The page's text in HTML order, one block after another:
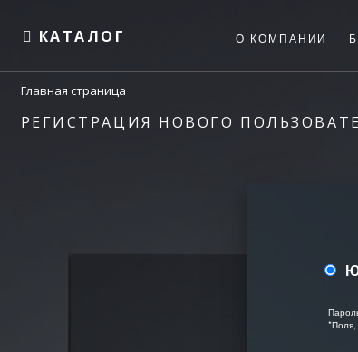
КАТАЛОГ О КОМПАНИИ
Главная страница
РЕГИСТРАЦИЯ НОВОГО
*Поля,